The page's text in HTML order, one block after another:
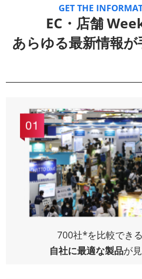
GET THE
EC・店舗
あらゆる最新情報が
700社*を比較でき
自社に最適な製品が